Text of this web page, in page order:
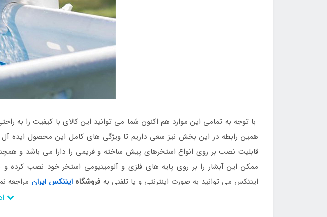
با توجه به تمامی این موارد هم اکنون شما می توانید این کالای با کیفیت را
همین رابطه در این بخش نیز سعی داریم تا ویژگی های کامل این محصول ایده آل
قابلیت نصب بر روی انواع استخرهای پیش ساخته و فریمی را دارا می باشد و
ممکن این آبشار را بر روی پایه های فلزی و آلومینیومی استخر خود نصب کرده و
اینتکس می توانید به صورت اینترنتی و یا تلفنی به فروشگاه اینتکس ایران مراجعه